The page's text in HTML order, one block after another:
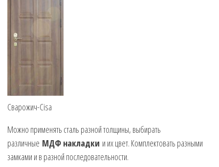
Сварожич-Cisa
Можно применять сталь разной толщины, выбирать
различные МДФ накладки и их цвет. Комплектовать разными
замками и в разной последовательности.